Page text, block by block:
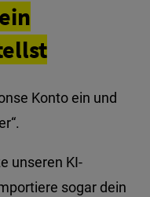
Konto ein und
unseren KI-
sogar dein